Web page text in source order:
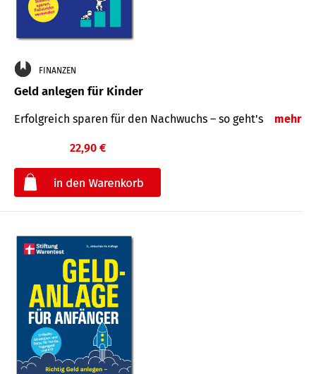
FINANZEN
Geld anlegen für Kinder
Erfolgreich sparen für den Nachwuchs – so geht's mehr
22,90 €